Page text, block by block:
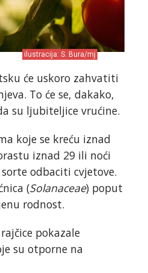
ilustracija: S. Bura/mj
će uskoro zahvatiti
To će se, dakako,
su ljubiteljice vrućine.
koje se kreću iznad
iznad 29 ili noći
odbaciti cvjetove.
(Solanaceae) poput
rodnost.
pokazale
su otporne na